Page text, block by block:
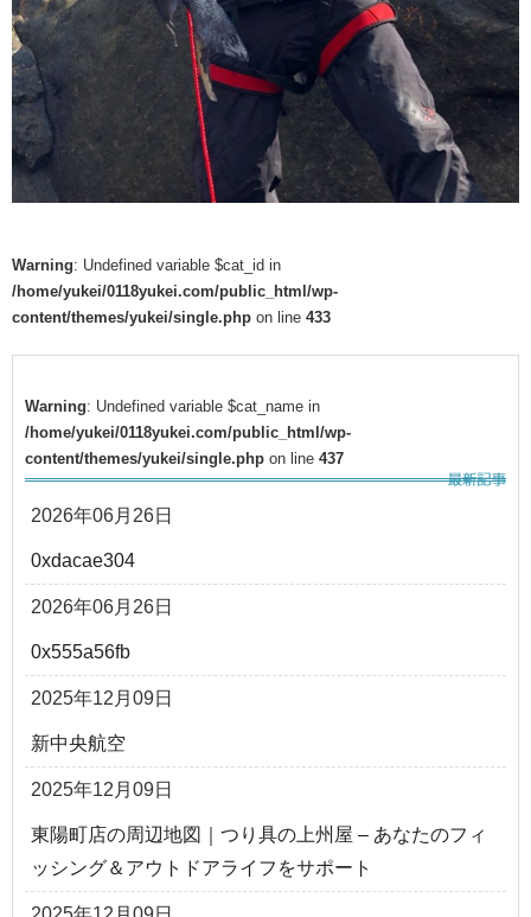
Warning: Undefined variable $cat_id in
/home/yukei/0118yukei.com/public_html/wp-
content/themes/yukei/single.php on line 433
Warning: Undefined variable $cat_name in
/home/yukei/0118yukei.com/public_html/wp-
content/themes/yukei/single.php on line 437
2026年06月26日
0xdacae304
2026年06月26日
0x555a56fb
2025年12月09日
新中央航空
2025年12月09日
東陽町店の周辺地図｜つり具の上州屋 – あなたのフィ
ッシング＆アウトドアライフをサポート